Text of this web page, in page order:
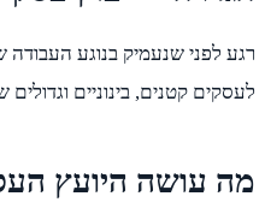
רגע לפני שנעמיק בנוגע
לעסקים קטנים, בינוניים
מה עושה היועץ